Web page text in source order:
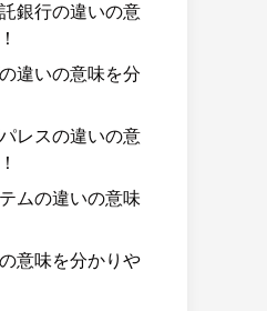
銀行の違いの意
違いの意味を分
レスの違いの意
ムの違いの意味
意味を分かりや